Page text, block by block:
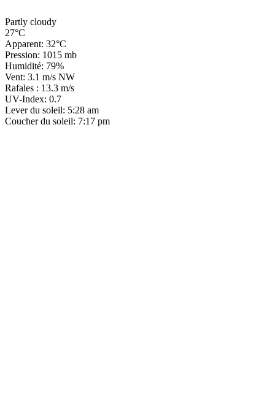
Partly cloudy
27°C
Apparent: 32°C
Pression: 1015 mb
Humidité: 79%
Vent: 3.1 m/s NW
Rafales : 13.3 m/s
UV-Index: 0.7
Lever du soleil: 5:28 am
Coucher du soleil: 7:17 pm